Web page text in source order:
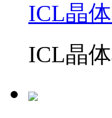
ICL晶
ICL晶